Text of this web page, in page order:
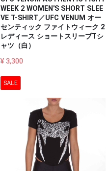
WEEK 2 WOMEN'S SHORT SLEE
VE T-SHIRT／UFC VENUM オー
センティック ファイトウィーク 2
レディース ショートスリーブTシ
ャツ（白）
¥ 3,300
SALE